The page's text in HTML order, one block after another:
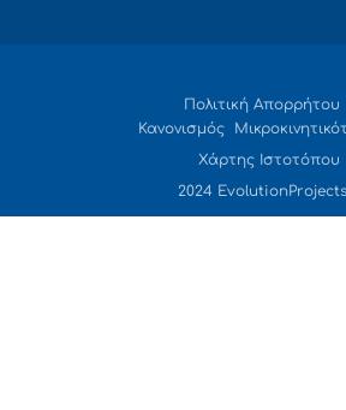
Πολιτική Απορρήτου
Κανονισμός
Χάρτης Ιστοτόπου
2024 EvolutionProjects